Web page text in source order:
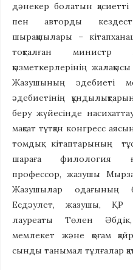
дәнекер болатын
пен авторды
шырақшылары –
тоқталған
қызметкерлерінің
Жазушының әдебиеті
әдебиетінің
беру жүйесінде
мақсат тұтқан конгресс
томдық кітаптарының
шараға филология
профессор, жазушы
Жазушылар одағының
Есдәулет, жазушы, ҚР
лауреаты Төлен
мемлекет және қоғам
сынды танымал тұлғалар